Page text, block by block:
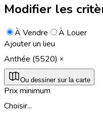
Modifier les
À Vendre
À Louer
Ajouter un lieu
Anthée (5520)
Ou dessiner sur la carte
Prix minimum
Choisir...